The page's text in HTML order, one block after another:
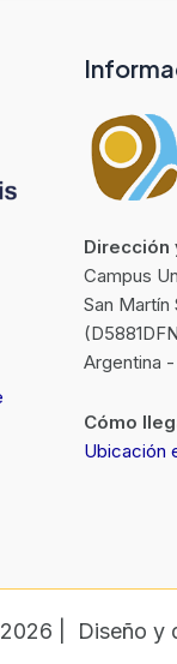
Dirección
Campus
San
Argentina
Cómo
Ubicación
| Diseño y